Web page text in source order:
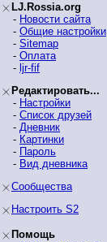
LJ.Rossia.org
- Новости сайта
- Общие настройки
- Sitemap
- Оплата
- ljr-fif
Редактировать...
- Настройки
- Список друзей
- Дневник
- Картинки
- Пароль
- Вид дневника
Сообщества
Настроить S2
Помощь